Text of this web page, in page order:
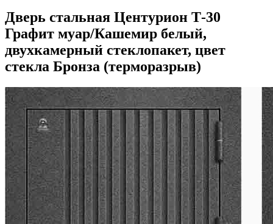
Дверь стальная Центурион Т-30
Графит муар/Кашемир белый,
двухкамерный стеклопакет, цвет
стекла Бронза (терморазрыв)